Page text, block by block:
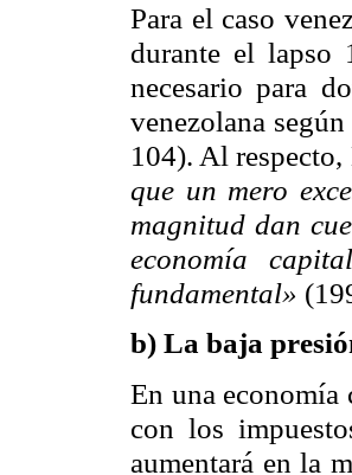
Para el caso
durante el lapso
necesario para
venezolana
104). Al
que un mero
magnitud dan
economía
fundamental»
b) La baja
En una
con los
aumentará en la